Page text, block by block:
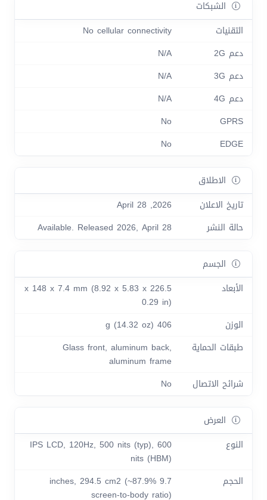
الشبكات
التقنيات
No cellular connectivity
دعم 2G
N/A
دعم 3G
N/A
دعم 4G
N/A
GPRS
No
EDGE
No
الاطلاق
تاريخ الاعلان
2026, April 28
حالة النشر
Available. Released 2026, April 28
الجسم
الأبعاد
226.5 x 148 x 7.4 mm (8.92 x 5.83 x
0.29 in)
الوزن
406 g (14.32 oz)
طبقات الحماية
Glass front, aluminum back,
aluminum frame
شرائح الاتصال
No
العرض
النوع
IPS LCD, 120Hz, 500 nits (typ), 600
nits (HBM)
الحجم
9.7 inches, 294.5 cm2 (~87.9%
screen-to-body ratio)